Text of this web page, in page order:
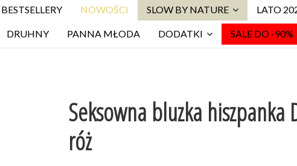
BESTSELLERY NOWOŚCI SLOW BY NATURE LATO
DRUHNY PANNA MŁODA DODATKI SALE DO -90%
Seksowna bluzka hiszpanka
róż